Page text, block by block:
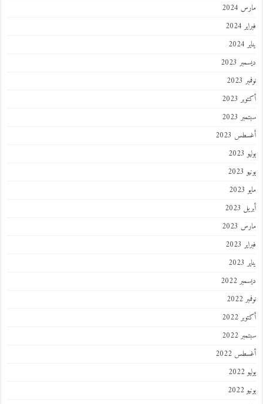
مارس 2024
فبراير 2024
يناير 2024
ديسمبر 2023
نوفمبر 2023
أكتوبر 2023
سبتمبر 2023
أغسطس 2023
يوليو 2023
يونيو 2023
مايو 2023
أبريل 2023
مارس 2023
فبراير 2023
يناير 2023
ديسمبر 2022
نوفمبر 2022
أكتوبر 2022
سبتمبر 2022
أغسطس 2022
يوليو 2022
يونيو 2022